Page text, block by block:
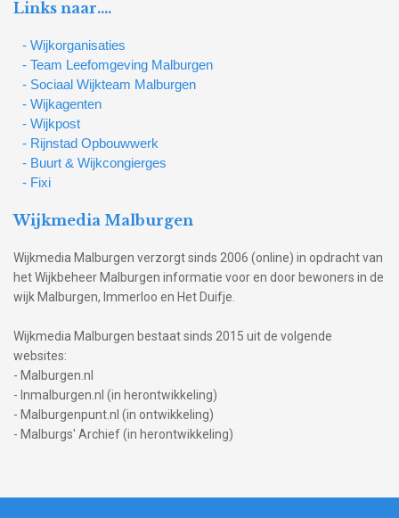
Links naar….
- Wijkorganisaties
- Team Leefomgeving Malburgen
- Sociaal Wijkteam Malburgen
- Wijkagenten
- Wijkpost
- Rijnstad Opbouwwerk
- Buurt & Wijkcongierges
- Fixi
Wijkmedia Malburgen
Wijkmedia Malburgen verzorgt sinds 2006 (online) in opdracht van
het Wijkbeheer Malburgen informatie voor en door bewoners in de
wijk Malburgen, Immerloo en Het Duifje.
Wijkmedia Malburgen bestaat sinds 2015 uit de volgende
websites:
- Malburgen.nl
- Inmalburgen.nl (in herontwikkeling)
- Malburgenpunt.nl (in ontwikkeling)
- Malburgs' Archief (in herontwikkeling)